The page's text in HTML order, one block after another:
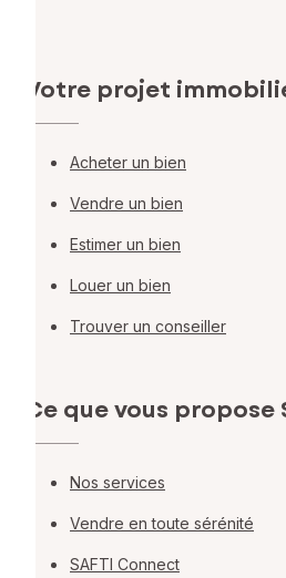
Votre projet
Acheter un bien
Vendre un bien
Estimer un bien
Louer un bien
Trouver un conseiller
Ce que vous propose
Nos services
Vendre en toute sérénité
SAFTI Connect